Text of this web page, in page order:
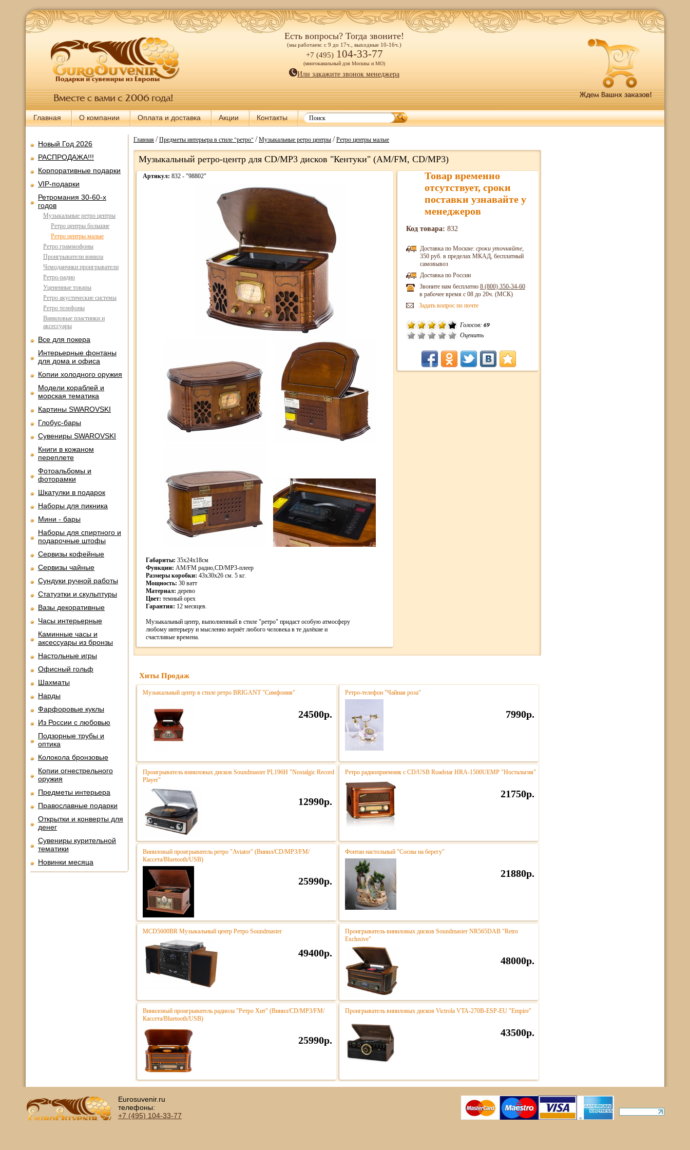
Есть вопросы? Тогда звоните!
(мы работаем: с 9 до 17ч., выходные 10-16ч.)
+7 (495) 104-33-77
(многоканальный для Москвы и МО)
Или закажите звонок менеджера
Главная О компании Оплата и доставка Акции Контакты
Новый Год 2026
РАСПРОДАЖА!!!
Корпоративные подарки
VIP-подарки
Ретромания 30-60-х
годов
Музыкальные ретро центры
Ретро центры большие
Ретро центры малые
Ретро граммофоны
Проигрыватели винила
Чемоданчики проигрыватели
Ретро-радио
Уцененные товары
Ретро акустические системы
Ретро телефоны
Виниловые пластинки и
аксессуары
Все для покера
Интерьерные фонтаны
для дома и офиса
Копии холодного оружия
Модели кораблей и
морская тематика
Картины SWAROVSKI
Глобус-бары
Сувениры SWAROVSKI
Книги в кожаном
переплете
Фотоальбомы и
фоторамки
Шкатулки в подарок
Наборы для пикника
Мини - бары
Наборы для спиртного и
подарочные штофы
Сервизы кофейные
Сервизы чайные
Сундуки ручной работы
Статуэтки и скульптуры
Вазы декоративные
Часы интерьерные
Каминные часы и
аксессуары из бронзы
Настольные игры
Офисный гольф
Шахматы
Нарды
Фарфоровые куклы
Из России с любовью
Подзорные трубы и
оптика
Колокола бронзовые
Копии огнестрельного
оружия
Предметы интерьера
Православные подарки
Открытки и конверты для
денег
Сувениры курительной
тематики
Новинки месяца
Главная/Предметы интерьера в стиле "ретро" /Музыкальные ретро центры/Ретро центры малые
Музыкальный ретро-центр для CD/MP3 дисков "Кентуки" (AM/FM, CD/MP3)
Артикул: 832 - "98802"
Габариты: 35х24х18см
Функции: AM/FM радио,CD/MP3-плеер
Размеры коробки: 43х30х26 см. 5 кг.
Мощность: 30 ватт
Материал: дерево
Цвет: темный орех
Гарантия: 12 месяцев.
Музыкальный центр, выполненный в стиле "ретро" придаст особую атмосферу
любому интерьеру и мысленно вернёт любого человека в те далёкие и
счастливые времена.
Товар временно
отсутствует, сроки
поставки узнавайте у
менеджеров
Код товара: 832
Доставка по Москве: сроки уточняйте,
350 руб. в пределах МКАД, бесплатный
самовывоз
Доставка по России
Звоните нам бесплатно 8 (800) 350-34-60
в рабочее время с 08 до 20ч. (МСК)
Задать вопрос по почте
Голосов: 69
Оценить
Хиты Продаж
Музыкальный центр в стиле ретро BRIGANT "Симфония"
24500р.
Ретро-телефон "Чайная роза"
7990р.
Проигрыватель виниловых дисков Soundmaster PL196H "Nostalgic Record
Player"
12990р.
Ретро радиоприемник с CD/USB Roadstar HRA-1500UEMP "Ностальгия"
21750р.
Виниловый проигрыватель ретро "Aviator" (Винил/CD/MP3/FM/
Кассета/Bluetooth/USB)
25990р.
Фонтан настольный "Сосны на берегу"
21880р.
MCD5600BR Музыкальный центр Ретро Soundmaster
49400р.
Проигрыватель виниловых дисков Soundmaster NR565DAB "Retro
Exclusive"
48000р.
Виниловый проигрыватель радиола "Ретро Хит" (Винил/CD/MP3/FM/
Кассета/Bluetooth/USB)
25990р.
Проигрыватель виниловых дисков Victrola VTA-270B-ESP-EU "Empire"
43500р.
Eurosuvenir.ru
телефоны:
+7 (495) 104-33-77